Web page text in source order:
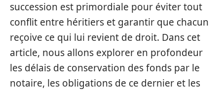
succession est primordiale pour éviter tout
conflit entre héritiers et garantir que chacun
reçoive ce qui lui revient de droit. Dans cet
article, nous allons explorer en profondeur
les délais de conservation des fonds par le
notaire, les obligations de ce dernier et les